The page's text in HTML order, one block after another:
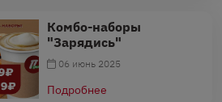
Комбо-наборы
"Зарядись"
06 июнь 2025
Подробнее